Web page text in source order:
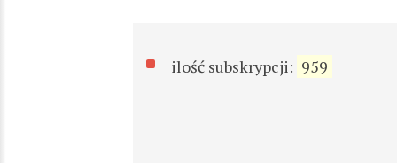
ilość subskrypcji: 959